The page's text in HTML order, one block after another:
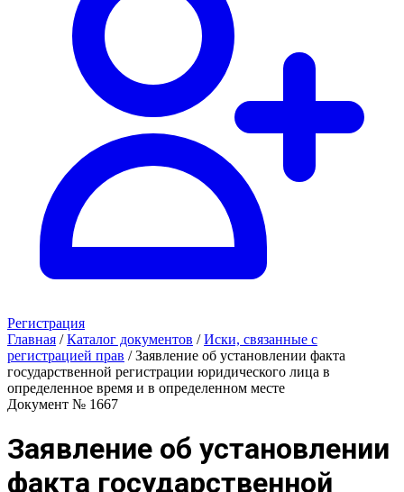
Регистрация
Главная / Каталог документов / Иски, связанные с
регистрацией прав / Заявление об установлении факта
государственной регистрации юридического лица в
определенное время и в определенном месте
Документ № 1667
Заявление об установлении
факта государственной